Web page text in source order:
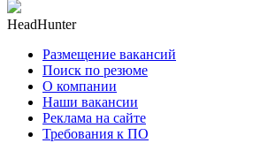
HeadHunter
Размещение вакансий
Поиск по резюме
О компании
Наши вакансии
Реклама на сайте
Требования к ПО